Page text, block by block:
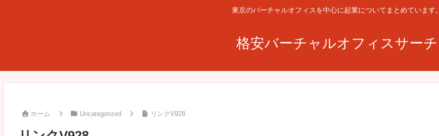
東京のバーチャルオフィスを中心に起業についてまとめています。
格安バーチャルオフィスサーチ
ホーム Uncategorized リンクV928